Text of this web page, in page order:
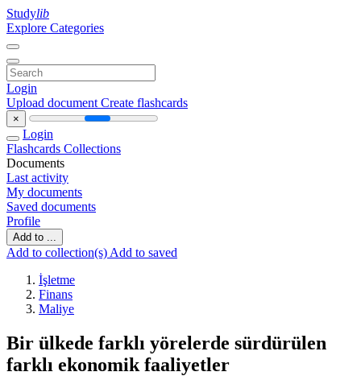
Studylib
Explore Categories
Login
Upload document Create flashcards
×
Login
Flashcards Collections
Documents
Last activity
My documents
Saved documents
Profile
Add to ...
Add to collection(s) Add to saved
İşletme
Finans
Maliye
Bir ülkede farklı yörelerde sürdürülen
farklı ekonomik faaliyetler